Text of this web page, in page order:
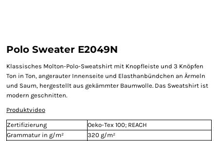
Polo Sweater E2049N
Klassisches Molton-Polo-Sweatshirt mit Knopfleiste und 3 Knöpfen
Ton in Ton, angerauter Innenseite und Elasthanbündchen an Ärmeln
und Saum, hergestellt aus gekämmter Baumwolle. Das Sweatshirt ist
modern geschnitten.
Produktvideo
Zertifizierung
Oeko-Tex 100; REACH
Grammatur in g/m²
320 g/m²